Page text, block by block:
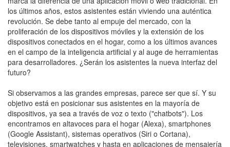
los últimos años, estos asistentes están viviendo una auténtica
revolución. Se debe tanto al empuje del mercado, con la
proliferación de los dispositivos móviles y la extensión de los
dispositivos conectados en el hogar, como a los últimos avances
en el campo de la inteligencia artificial y al auge de herramientas
para desarrolladores. ¿Serán los asistentes la nueva interfaz del
futuro?
Si observamos a las grandes empresas, parece ser que sí. Y su
objetivo está en posicionar sus asistentes en la mayoría de
dispositivos, ya sea a través de voz o texto ("chatbots"). Los
encontramos en altavoces para el hogar (Alexa), smartphones
(Google Assistant), sistemas operativos (Siri o Cortana),
televisiones, smartwatches y hasta en aplicaciones de mensajería